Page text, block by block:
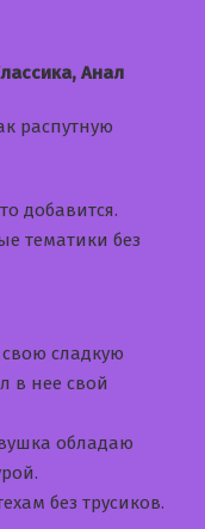
Анал
распутную
добавится.
тематики без
сладкую
в нее свой
обладаю
без трусиков.